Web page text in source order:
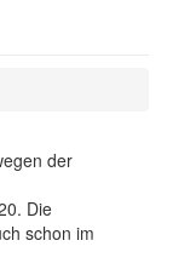
der
Die
schon im